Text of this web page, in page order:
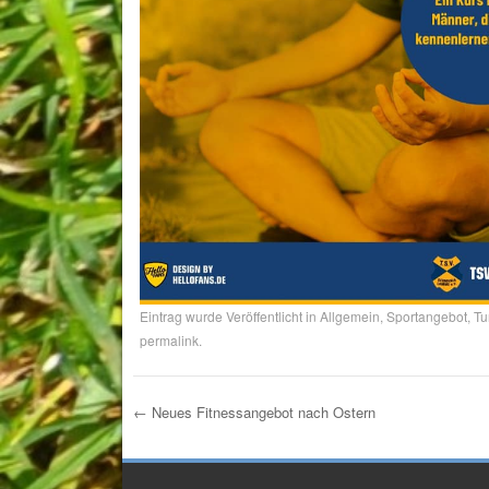
Eintrag wurde Veröffentlicht in Allgemein Sportangebot,
permalink
Post navigation
← Neues Fitnessangebot nach Ostern